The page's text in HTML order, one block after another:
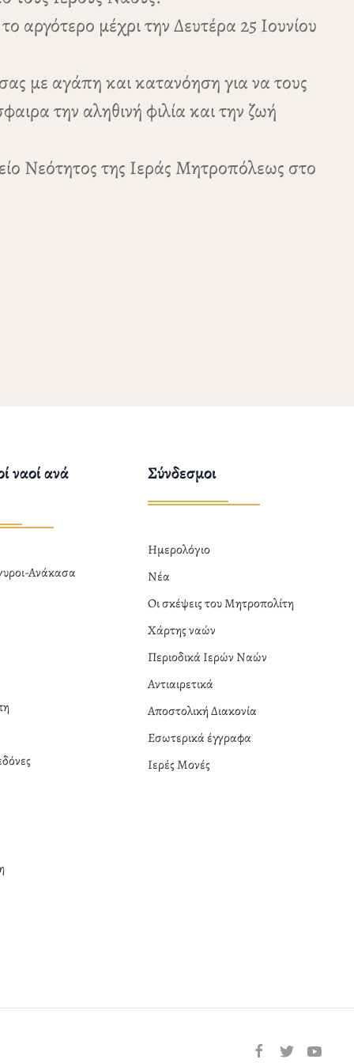
αργότερο μέχρι την Δευτέρα 25 Ιουνίου
με αγάπη και κατανόηση για να τους
την αληθινή φιλία και την ζωή
Νεότητος της Ιεράς Μητροπόλεως στο
ναοί ανά
Ανάκασα
Σύνδεσμοι
Ημερολόγιο
Νέα
Οι σκέψεις του Μητροπολίτη
Χάρτης ναών
Περιοδικά Ιερών Ναών
Αντιαιρετικά
Αποστολική Διακονία
Εσωτερικά έγγραφα
Ιερές Μονές